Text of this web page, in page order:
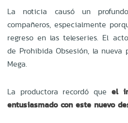
La noticia causó un
compañeros, especialmente
regreso en las teleseries. El
de Prohibida Obsesión, la nueva
Mega.
La productora recordó que el
entusiasmado con este nuevo